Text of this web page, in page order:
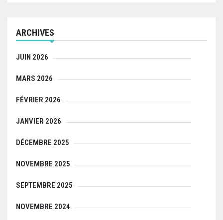
ARCHIVES
JUIN 2026
MARS 2026
FÉVRIER 2026
JANVIER 2026
DÉCEMBRE 2025
NOVEMBRE 2025
SEPTEMBRE 2025
NOVEMBRE 2024